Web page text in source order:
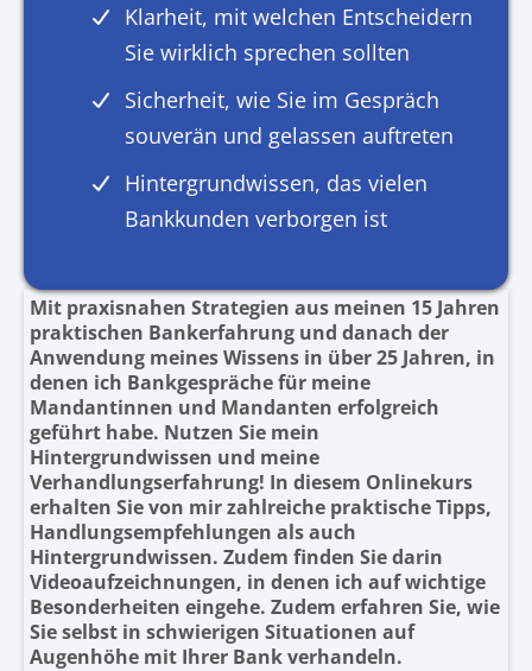
Klarheit, mit welchen Entscheidern
Sie wirklich sprechen sollten
Sicherheit, wie Sie im Gespräch
souverän und gelassen auftreten
Hintergrundwissen, das vielen
Bankkunden verborgen ist
Mit praxisnahen Strategien aus meinen 15 Jahren
praktischen Bankerfahrung und danach der
Anwendung meines Wissens in über 25 Jahren, in
denen ich Bankgespräche für meine
Mandantinnen und Mandanten erfolgreich
geführt habe. Nutzen Sie mein
Hintergrundwissen und meine
Verhandlungserfahrung! In diesem Onlinekurs
erhalten Sie von mir zahlreiche praktische Tipps,
Handlungsempfehlungen als auch
Hintergrundwissen. Zudem finden Sie darin
Videoaufzeichnungen, in denen ich auf wichtige
Besonderheiten eingehe. Zudem erfahren Sie, wie
Sie selbst in schwierigen Situationen auf
Augenhöhe mit Ihrer Bank verhandeln.